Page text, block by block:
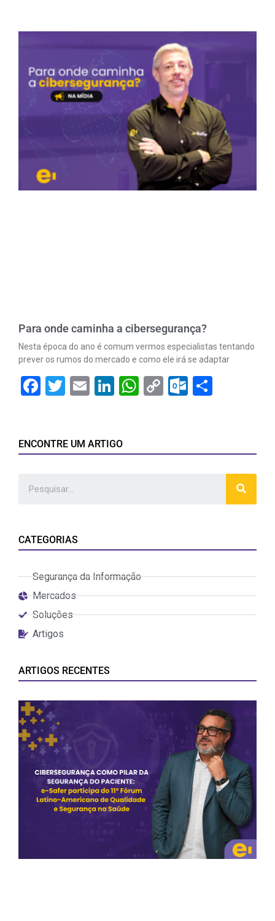
Para onde caminha a cibersegurança?
Nesta época do ano é comum vermos especialistas tentando
prever os rumos do mercado e como ele irá se adaptar
Facebook
Twitter
EmailLinkedIn
WhatsApp
Copy
ENCONTRE UM ARTIGO
CATEGORIAS
Segurança da Informação
Mercados
Soluções
Artigos
ARTIGOS RECENTES